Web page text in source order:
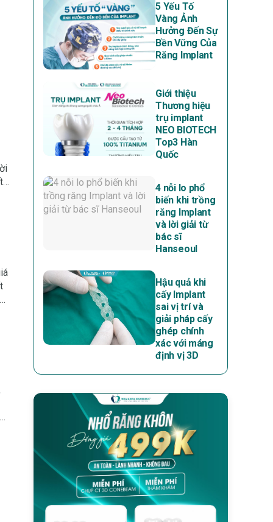
5 Yếu Tố
Vàng Ảnh
Hưởng Đến Sự
Bền Vững Của
Răng Implant
Giới thiệu
Thương hiệu
trụ implant
NEO BIOTECH
Top3 Hàn
Quốc
4 nỗi lo phổ
biến khi trồng
răng Implant
và lời giải từ
bác sĩ
Hanseoul
Hậu quả khi
cấy Implant
sai vị trí và
giải pháp cấy
ghép chính
xác với máng
định vị 3D